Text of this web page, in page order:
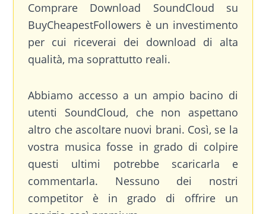
Comprare Download SoundCloud su
BuyCheapestFollowers è un investimento
per cui riceverai dei download di alta
qualità, ma soprattutto reali.
Abbiamo accesso a un ampio bacino di
utenti SoundCloud, che non aspettano
altro che ascoltare nuovi brani. Così, se la
vostra musica fosse in grado di colpire
questi ultimi potrebbe scaricarla e
commentarla. Nessuno dei nostri
competitor è in grado di offrire un